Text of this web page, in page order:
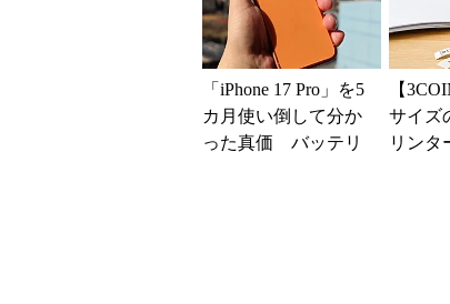
「iPhone 17 Pro」を5
カ月使い倒して分か
った真価 バッテリ
【
サイズ
リン